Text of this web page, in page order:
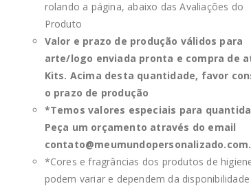
rolando a página, abaixo das Avaliações do
Produto
Valor e prazo de produção válidos para
arte/logo enviada pronta e compra de
Kits. Acima desta quantidade, favor
o prazo de produção
*Temos valores especiais para
Peça um orçamento através do email
*Cores e fragrâncias dos produtos de
podem variar e dependem da disponibilidade